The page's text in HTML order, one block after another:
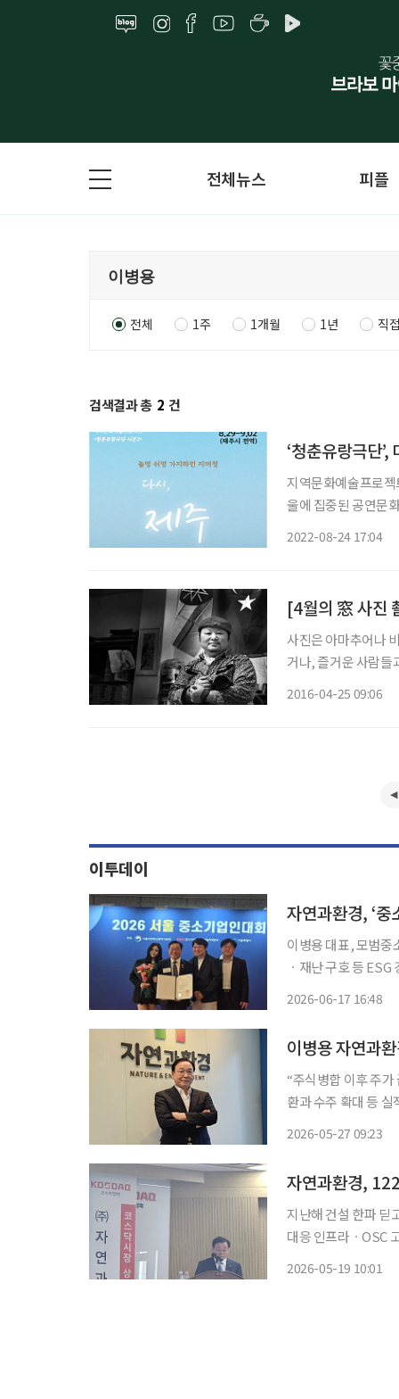
전체뉴스 피플
전체 1주 1개월 1년 직
검색결과 총 2 건
‘청춘유랑극단
지역문화예술프로젝트 ‘
울에 집중된 공연문
2022-08-24 17:04
[4월의 窓 사진
사진은 아마추어나
거나, 즐거운 사람들과 행복한 시간을 보낼 때 우리는 사진을 찍는다. 즐거움과 기억, 과시하
2016-04-25 09:06
이투데이
이병용 대표, 모범
ㆍ재난 구호 등 ESG 경영 및 친
2026-06-17 16:48
“주식병합 이후 주
환과 수주 확대 등 실적 회복
2026-05-27 09:23
자연과환경,
지난해 건설 한파 딛
대응 인프라ㆍOSC 고층 모듈
2026-05-19 10:01